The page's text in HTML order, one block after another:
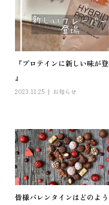
『プロテインに新しい味が
』
2023.11.25 お知らせ
皆様バレンタインはどのよ